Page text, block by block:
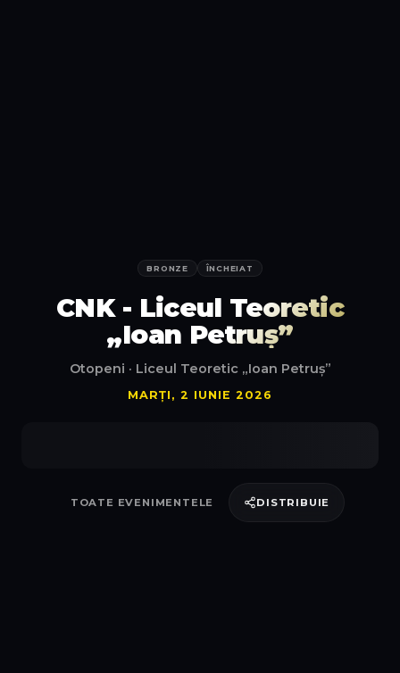
BRONZE ÎNCHEIAT
CNK - Liceul Teoretic
„Ioan Petruș”
Otopeni · Liceul Teoretic „Ioan Petruș”
MARȚI, 2 IUNIE 2026
TOATE EVENIMENTELE DISTRIBUIE